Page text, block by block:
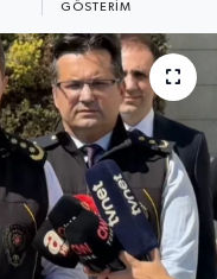
GÖSTERIM